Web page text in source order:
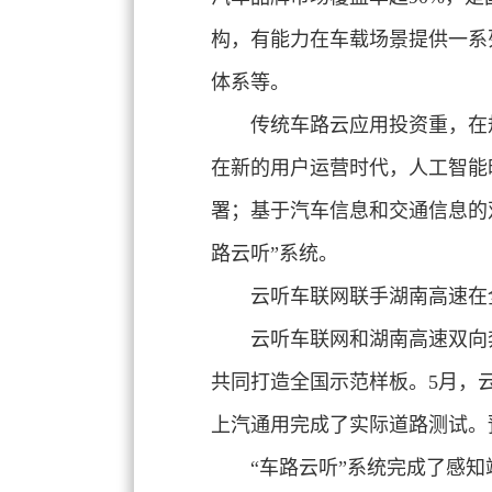
构，有能力在车载场景提供一
体系等。
传统车路云应用投资重，
在新的用户运营时代，人工智
署；基于汽车信息和交通信息
路云听”系统。
云听车联网联手湖南高速
云听车联网和湖南高速双
共同打造全国示范样板。5月，
上汽通用完成了实际道路测试
“车路云听”系统完成了感知